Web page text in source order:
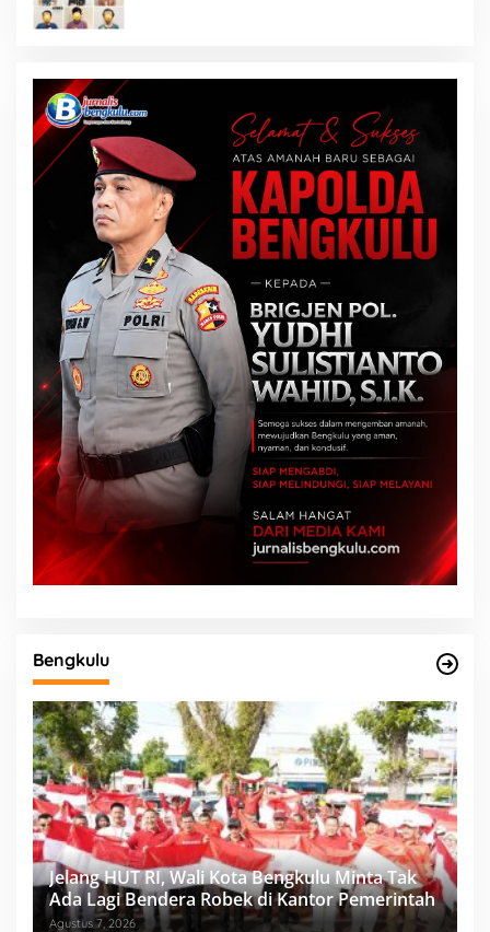
Bengkulu
Jelang HUT RI, Wali Kota Bengkulu Minta Tak
Ada Lagi Bendera Robek di Kantor Pemerintah
Agustus 7, 2026